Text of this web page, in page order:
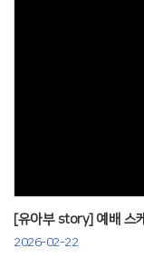
[유아부 story] 예배 스
2026-02-22